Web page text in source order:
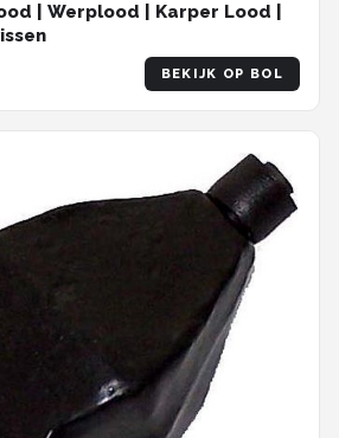
| Werplood | Karper Lood |
BEKIJK OP BOL